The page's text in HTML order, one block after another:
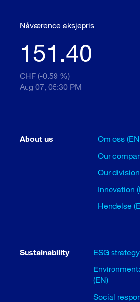
Nåværende aksjepris
151.40
CHF (-0.59 %)
Aug 07, 05:30 PM
About us
Om oss
Our
Our
Innovation
Hendelse
Sustainability
ESG
(EN)
Social